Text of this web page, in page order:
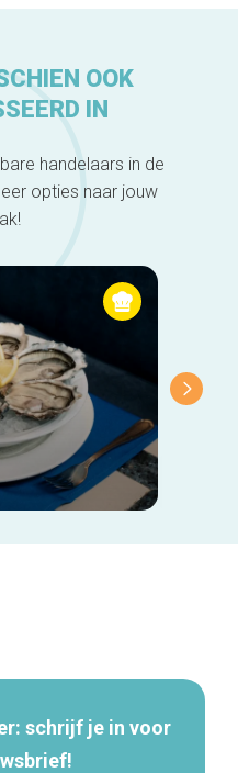
OOK
IN
handelaars in de
opties naar jouw
schrijf je in voor